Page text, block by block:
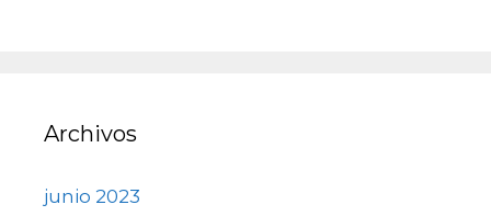
Archivos
junio 2023